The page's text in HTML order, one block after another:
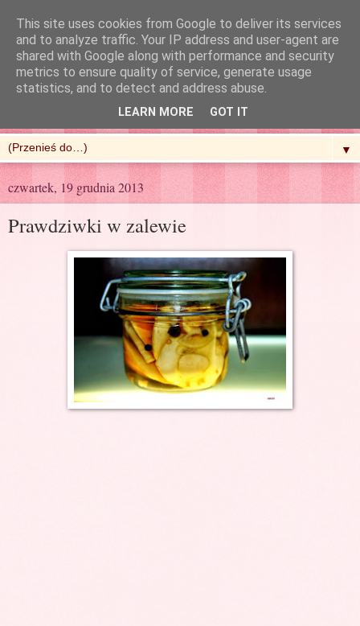
R'n'G Kitchen
▼
czwartek, 19 grudnia 2013
Prawdziwki w zalewie
This site uses cookies from Google to deliver its services
and to analyze traffic. Your IP address and user-agent are
shared with Google along with performance and security
metrics to ensure quality of service, generate usage
statistics, and to detect and address abuse.
LEARN MORE GOT IT